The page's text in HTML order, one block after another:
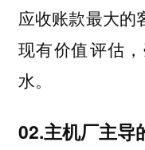
应收账款最大的
现有价值评估
水。
02.主机厂主导